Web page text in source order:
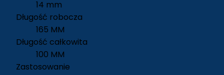
14 mm
Długość robocza
165 MM
Długość całkowita
100 MM
Zastosowanie